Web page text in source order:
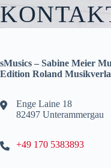
sMusics – Sabine Meier
Edition Roland
Enge Laine 18
82497 Unterammergau
+49 170 5383893